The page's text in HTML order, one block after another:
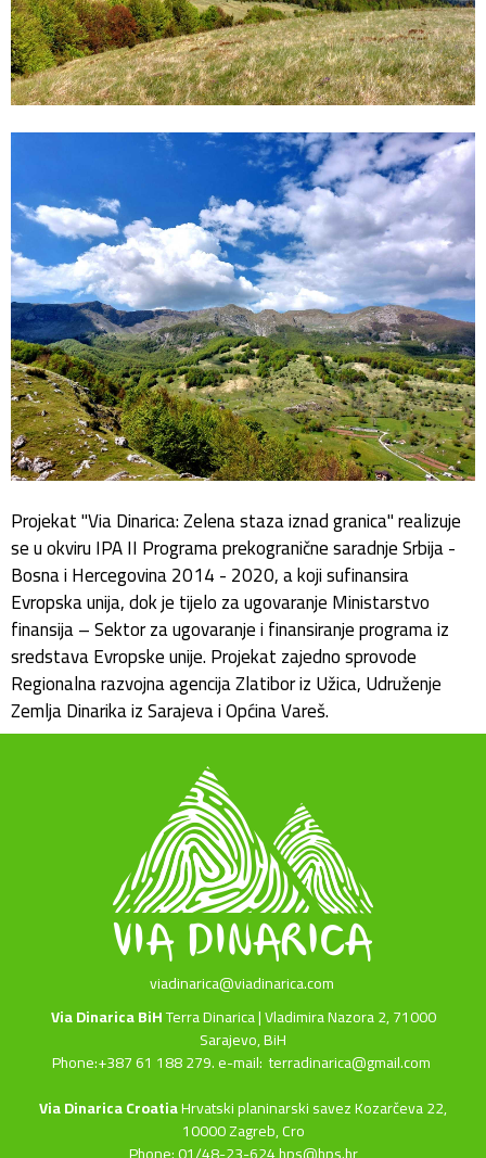
Projekat "Via Dinarica: Zelena staza iznad granica" realizuje
se u okviru IPA II Programa prekogranične saradnje Srbija -
Bosna i Hercegovina 2014 - 2020, a koji sufinansira
Evropska unija, dok je tijelo za ugovaranje Ministarstvo
finansija – Sektor za ugovaranje i finansiranje programa iz
sredstava Evropske unije. Projekat zajedno sprovode
Regionalna razvojna agencija Zlatibor iz Užica, Udruženje
Zemlja Dinarika iz Sarajeva i Općina Vareš.
viadinarica@viadinarica.com
Via Dinarica BiHTerra Dinarica | Vladimira Nazora 2, 71000
Sarajevo, BiH
Phone:+387 61 188 279. e-mail:terradinarica@gmail.com
Via Dinarica CroatiaHrvatski planinarski savez Kozarčeva 22,
10000 Zagreb, Cro